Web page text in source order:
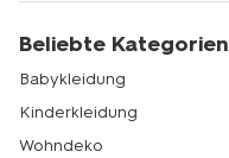
Beliebte Kategorien
Babykleidung
Kinderkleidung
Wohndeko